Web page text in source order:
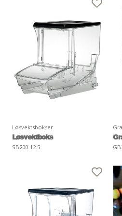
Løsvektsbokser
Løsvektboks
SB200-12.5